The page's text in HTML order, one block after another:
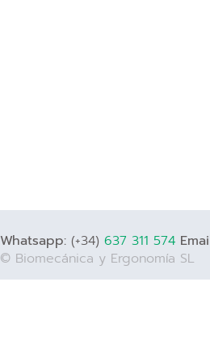
Whatsapp: (+34)637 311 574
© Biomecánica y Ergonomía SL